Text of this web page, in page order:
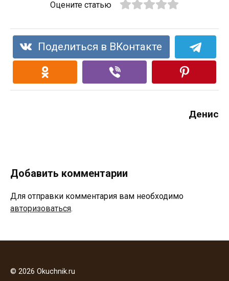
Оцените статью
Поделиться в ВКонтакте
Денис
Добавить комментарии
Для отправки комментария вам необходимо
авторизоваться.
© 2026 Okuchnik.ru